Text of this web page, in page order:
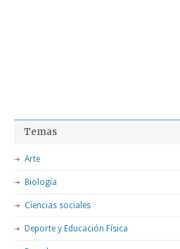
Temas
Arte
Biología
Ciencias sociales
Deporte y Educación Física